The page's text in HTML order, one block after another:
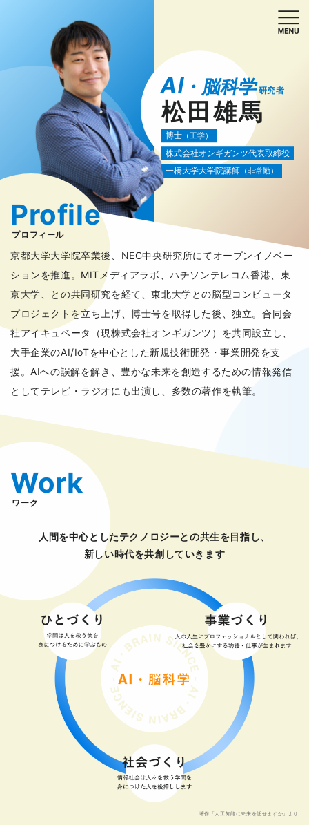
AI・脳科学研究者
松田雄馬
博士 （工学）
株式会社オンギガンツ代表取締役
一橋大学大学院講師 （非常勤）
Profile
プロフィール
京都大学大学院卒業後、NEC中央研究所にてオープンイノベー
ションを推進。MITメディアラボ、ハチソンテレコム香港、東
京大学、との共同研究を経て、東北大学との脳型コンピュータ
プロジェクトを立ち上げ、博士号を取得した後、独立。合同会
社アイキュベータ（現株式会社オンギガンツ）を共同設立し、
大手企業のAI/IoTを中心とした新規技術開発・事業開発を支
援。AIへの誤解を解き、豊かな未来を創造するための情報発信
としてテレビ・ラジオにも出演し、多数の著作を執筆。
Work
ワーク
人間を中心としたテクノロジーとの共生を目指し、
新しい時代を共創していきます
著作「人工知能に未来を託せますか」より